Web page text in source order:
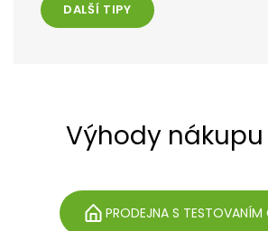
DALŠÍ TIPY
Výhody
PRODEJNA S TESTOVANÍM